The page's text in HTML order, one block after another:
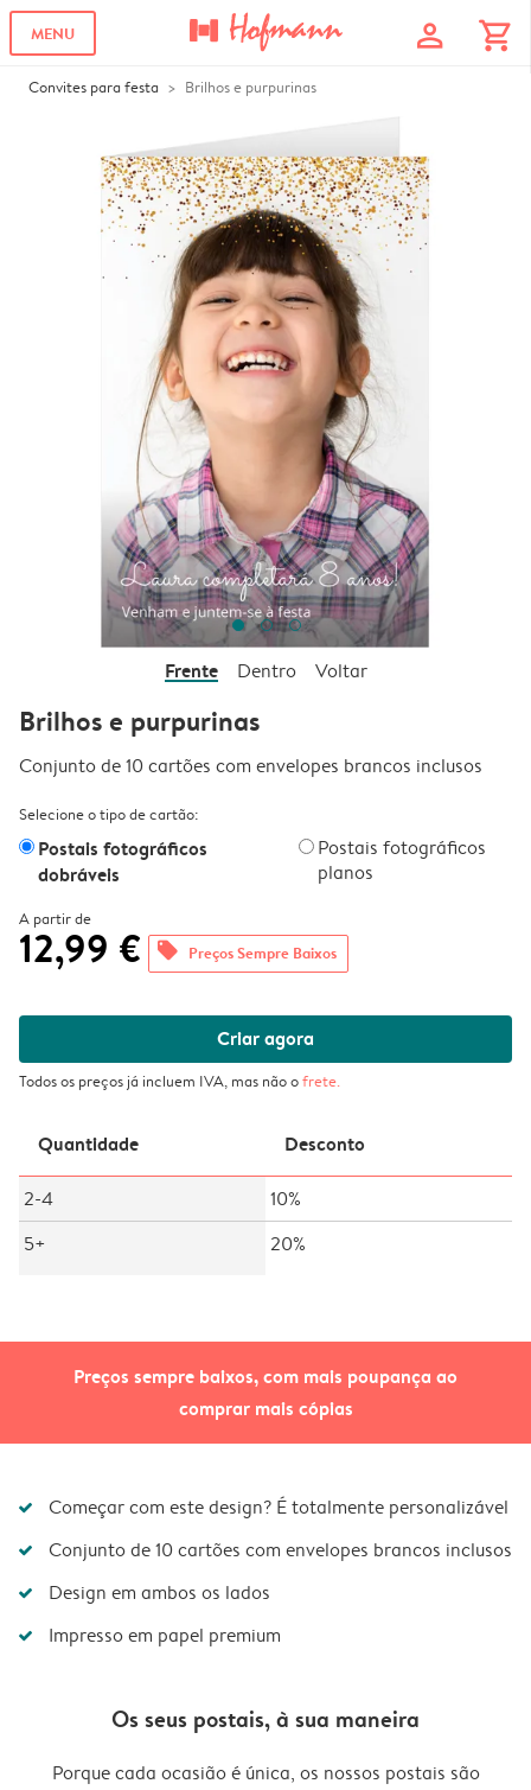
MENU profile shopping_cart
Convites para festa Brilhos e purpurinas
Preços sempre baixos, com mais poupança ao
comprar mais cópias
Frente Dentro Voltar
Brilhos e purpurinas
Conjunto de 10 cartões com envelopes brancos inclusos
Selecione o tipo de cartão:
Postais fotográficos
dobráveis
Postais fotográficos
planos
A partir de
12,99 € offers Preços Sempre Baixos
Criar agora
Todos os preços já incluem IVA, mas não ofrete.
Quantidade Desconto
2-4
10%
5+
20%
Começar com este design? É totalmente personalizável
Conjunto de 10 cartões com envelopes brancos inclusos
Design em ambos os lados
Impresso em papel premium
Os seus postais, à sua maneira
Porque cada ocasião é única, os nossos postais são